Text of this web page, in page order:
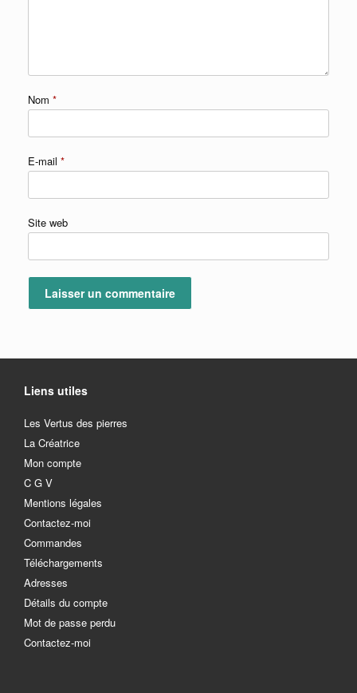
Nom *
E-mail *
Site web
Liens utiles
Les Vertus des pierres
La Créatrice
Mon compte
C G V
Mentions légales
Contactez-moi
Commandes
Téléchargements
Adresses
Détails du compte
Mot de passe perdu
Contactez-moi